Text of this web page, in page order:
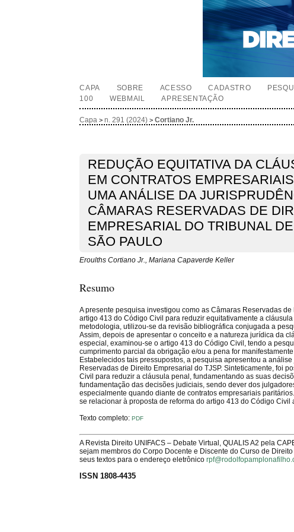
CAPA SOBRE ACESSO CADASTRO
100
WEBMAIL APRESENTAÇÃO
Capa >n. 291 (2024) >Cortiano Jr.
REDUÇÃO EQUITATIVA DA
EM CONTRATOS
UMA ANÁLISE DA
CÂMARAS RESERVADAS DE
EMPRESARIAL DO TRIBUNAL
SÃO PAULO
Eroulths Cortiano Jr., Mariana Capaverde Keller
Resumo
A presente pesquisa investigou como as Câmaras Reservadas
artigo 413 do Código Civil para reduzir equitativamente a
metodologia, utilizou-se da revisão bibliográfica conjugada a
Assim, depois de apresentar o conceito e a natureza jurídica da
especial, examinou-se o artigo 413 do Código Civil, tendo a
cumprimento parcial da obrigação e/ou a pena for
Estabelecidos tais pressupostos, a pesquisa apresentou a
Reservadas de Direito Empresarial do TJSP. Sinteticamente, foi
Civil para reduzir a cláusula penal, fundamentando as suas
fundamentação das decisões judiciais, sendo dever dos
especialmente quando diante de contratos empresariais
se relacionar à proposta de reforma do artigo 413 do Código
Texto completo:PDF
A Revista Direito UNIFACS – Debate Virtual, QUALIS A2 pela
sejam membros do Corpo Docente e Discente do Curso de
seus textos para o endereço eletrônico
ISSN 1808-4435